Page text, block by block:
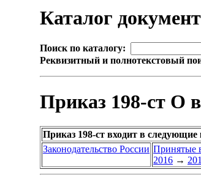
Каталог
Поиск по каталогу:
Реквизитный и полнотекстовый
Приказ 198-ст О
Приказ 198-ст входит в
Законодательство России Принятые
2016 →